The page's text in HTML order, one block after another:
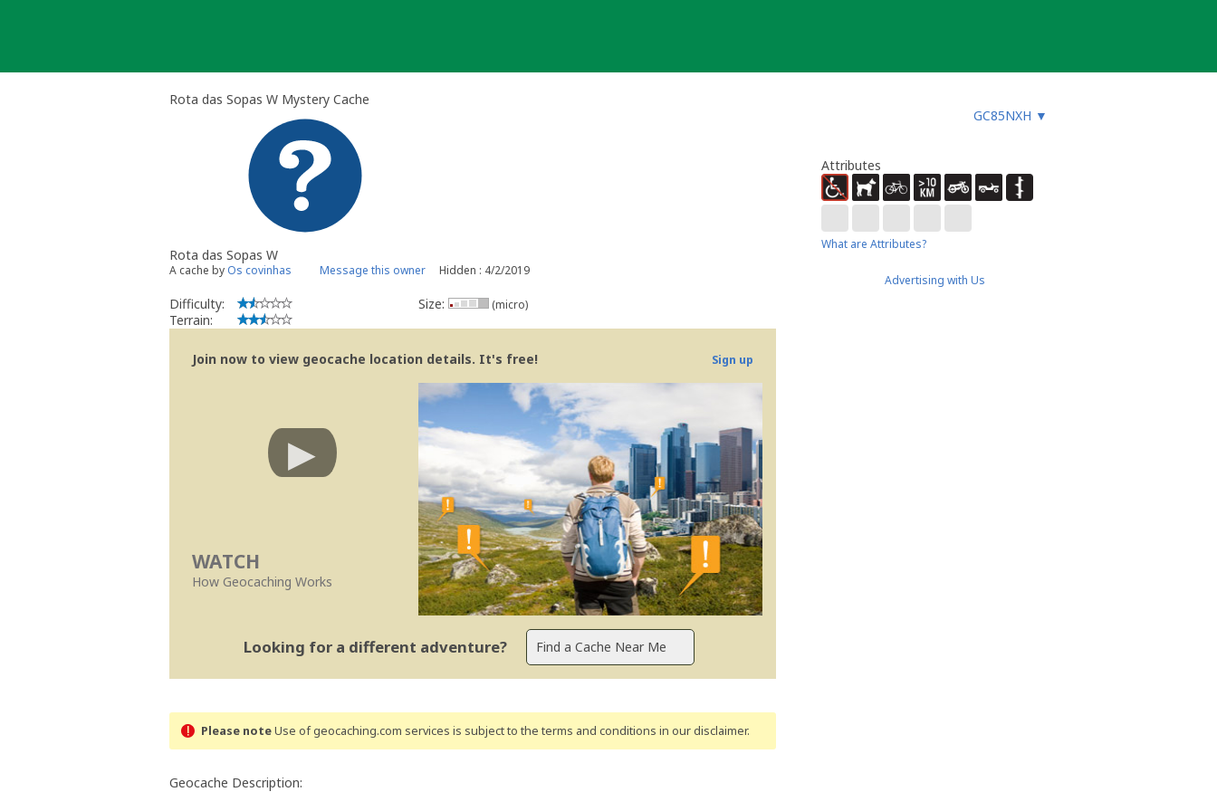
Rota das Sopas W Mystery Cache
GC85NXH ▼
Rota das Sopas W
A cache by Os covinhas Message this owner Hidden : 4/2/2019
Difficulty:
Terrain:
Size: (micro)
Join now to view geocache location details. It's free! Sign up
WATCH
How Geocaching Works
Looking for a different adventure?
Please noteUse of geocaching.com services is subject to the terms and conditions in our disclaimer.
Geocache Description:
Attributes
What are Attributes?
Advertising with Us